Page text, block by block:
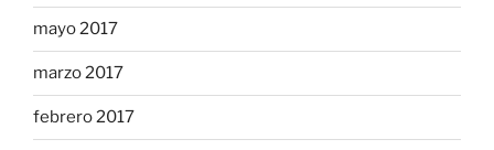
mayo 2017
marzo 2017
febrero 2017